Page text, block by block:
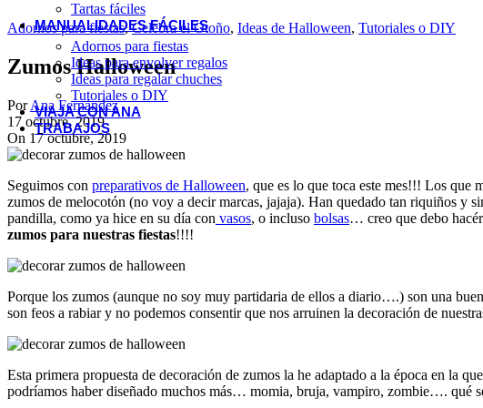
Tartas fáciles
MANUALIDADES FÁCILES
Adornos para fiestas
Ideas para envolver regalos
Ideas para regalar chuches
Tutoriales o DIY
VIAJA CON ANA
TRABAJOS
Adornos para fiestas,Celebra el Otoño, Ideas de Halloween, Tutoriales o DIY
Zumos Halloween
Por Ana Fernández
17 octubre, 2019
On 17 octubre, 2019
Seguimos con preparativos de Halloween, que es lo que toca este mes!!! Los que
zumos de melocotón (no voy a decir marcas, jajaja). Han quedado tan riquiños y
pandilla, como ya hice en su día con vasos, o incluso bolsas… creo que debo
zumos para nuestras fiestas!!!!
Porque los zumos (aunque no soy muy partidaria de ellos a diario….) son una
son feos a rabiar y no podemos consentir que nos arruinen la decoración de
Esta primera propuesta de decoración de zumos la he adaptado a la época en la
podríamos haber diseñado muchos más… momia, bruja, vampiro, zombie…. qué